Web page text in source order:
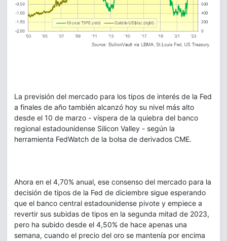
La previsión del mercado para los tipos de interés de la Fed
a finales de año también alcanzó hoy su nivel más alto
desde el 10 de marzo - víspera de la quiebra del banco
regional estadounidense Silicon Valley - según la
herramienta FedWatch de la bolsa de derivados CME.
Ahora en el 4,70% anual, ese consenso del mercado para la
decisión de tipos de la Fed de diciembre sigue esperando
que el banco central estadounidense pivote y empiece a
revertir sus subidas de tipos en la segunda mitad de 2023,
pero ha subido desde el 4,50% de hace apenas una
semana, cuando el precio del oro se mantenía por encima